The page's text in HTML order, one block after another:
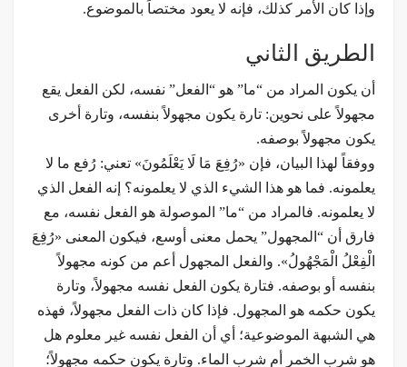
وإذا كان الأمر كذلك، فإنه لا يعود مختصاً بالموضوع.
الطريق الثاني
أن يكون المراد من “ما” هو “الفعل” نفسه، لكن الفعل يقع
مجهولاً على نحوين: تارة يكون مجهولاً بنفسه، وتارة أخرى
يكون مجهولاً بوصفه.
ووفقاً لهذا البيان، فإن «رُفِعَ مَا لَا يَعْلَمُونَ» تعني: رُفع ما لا
يعلمونه. فما هو هذا الشيء الذي لا يعلمونه؟ إنه الفعل الذي
لا يعلمونه. فالمراد من “ما” الموصولة هو الفعل نفسه، مع
فارق أن “المجهول” يحمل معنى أوسع، فيكون المعنى «رُفِعَ
الْفِعْلُ الْمَجْهُولُ». والفعل المجهول أعم من كونه مجهولاً
بنفسه أو بوصفه. فتارة يكون الفعل نفسه مجهولاً، وتارة
يكون حكمه هو المجهول. فإذا كان ذات الفعل مجهولاً، فهذه
هي الشبهة الموضوعية؛ أي أن الفعل نفسه غير معلوم هل
هو شرب الخمر أم شرب الماء. وتارة يكون حكمه مجهولاً؛